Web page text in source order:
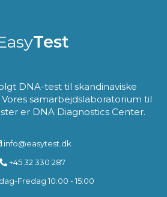
Test
DNA-test til skandinaviske
samarbejdslaboratorium til
er DNA Diagnostics Center.
info@easytest.dk
+45 32 330 287
Fredag 10:00 - 15:00